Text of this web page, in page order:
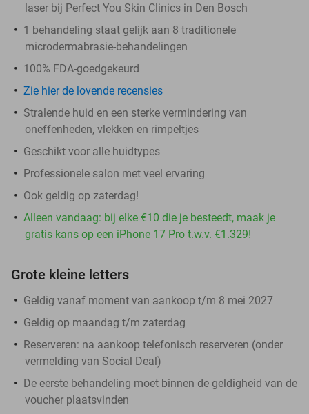
laser bij Perfect You Skin Clinics in Den Bosch
1 behandeling staat gelijk aan 8 traditionele
microdermabrasie-behandelingen
100% FDA-goedgekeurd
Zie hier de lovende recensies
Stralende huid en een sterke vermindering van
oneffenheden, vlekken en rimpeltjes
Geschikt voor alle huidtypes
Professionele salon met veel ervaring
Ook geldig op zaterdag!
Alleen vandaag: bij elke €10 die je besteedt, maak je
gratis kans op een iPhone 17 Pro t.w.v. €1.329!
Grote kleine letters
Geldig vanaf moment van aankoop t/m 8 mei 2027
Geldig op maandag t/m zaterdag
Reserveren: na aankoop telefonisch reserveren (onder
vermelding van Social Deal)
De eerste behandeling moet binnen de geldigheid van de
voucher plaatsvinden